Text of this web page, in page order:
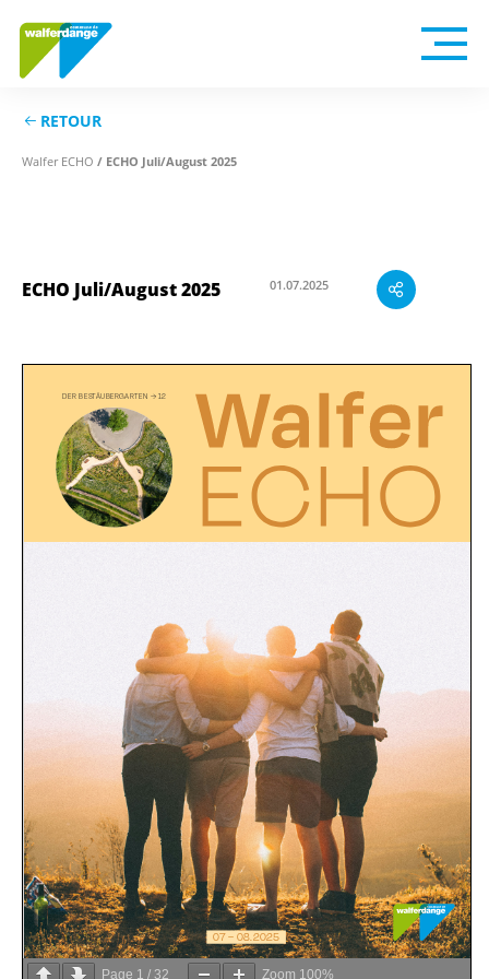
RETOUR
Walfer ECHO / ECHO Juli/August 2025
ECHO Juli/August 2025 01.07.2025
Page 1 / 32 Zoom 100%